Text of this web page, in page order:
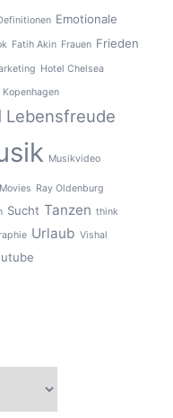
Emotionale
Fatih Akin Frauen Frieden
Hotel Chelsea
Kopenhagen
Lebensfreude
Musikvideo
Ray Oldenburg
Sucht Tanzen think
Urlaub Vishal